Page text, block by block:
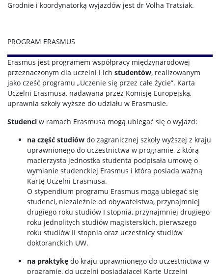
Grodnie i koordynatorką wyjazdów jest dr Volha Tratsiak.
PROGRAM ERASMUS
Erasmus jest programem współpracy międzynarodowej
przeznaczonym dla uczelni i ich studentów, realizowanym
jako cześć programu „Uczenie się przez całe życie”. Karta
Uczelni Erasmusa, nadawana przez Komisję Europejską,
uprawnia szkoły wyższe do udziału w Erasmusie.
Studenci w ramach Erasmusa mogą ubiegać się o wyjazd:
na część studiów do zagranicznej szkoły wyższej z kraju
uprawnionego do uczestnictwa w programie, z którą
macierzysta jednostka studenta podpisała umowę o
wymianie studenckiej Erasmus i która posiada ważną
Kartę Uczelni Erasmusa.
O stypendium programu Erasmus mogą ubiegać się
studenci, niezależnie od obywatelstwa, przynajmniej
drugiego roku studiów I stopnia, przynajmniej drugiego
roku jednolitych studiów magisterskich, pierwszego
roku studiów II stopnia oraz uczestnicy studiów
doktoranckich UW.
na praktykę do kraju uprawnionego do uczestnictwa w
programie, do uczelni posiadającej Kartę Uczelni